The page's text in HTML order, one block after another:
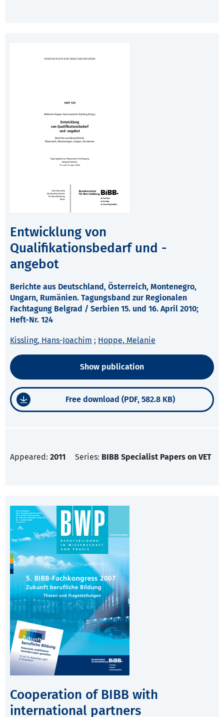
Entwicklung von
Qualifikationsbedarf und -
angebot
Berichte aus Deutschland, Österreich, Montenegro,
Ungarn, Rumänien. Tagungsband zur Regionalen
Fachtagung Belgrad / Serbien 15. und 16. April 2010;
Heft-Nr. 124
Kissling, Hans-Joachim ; Hoppe, Melanie
Show publication
Free download (PDF, 582.8 KB)
Appeared: 2011 Series: BIBB Specialist Papers on VET
Cooperation of BIBB with
international partners